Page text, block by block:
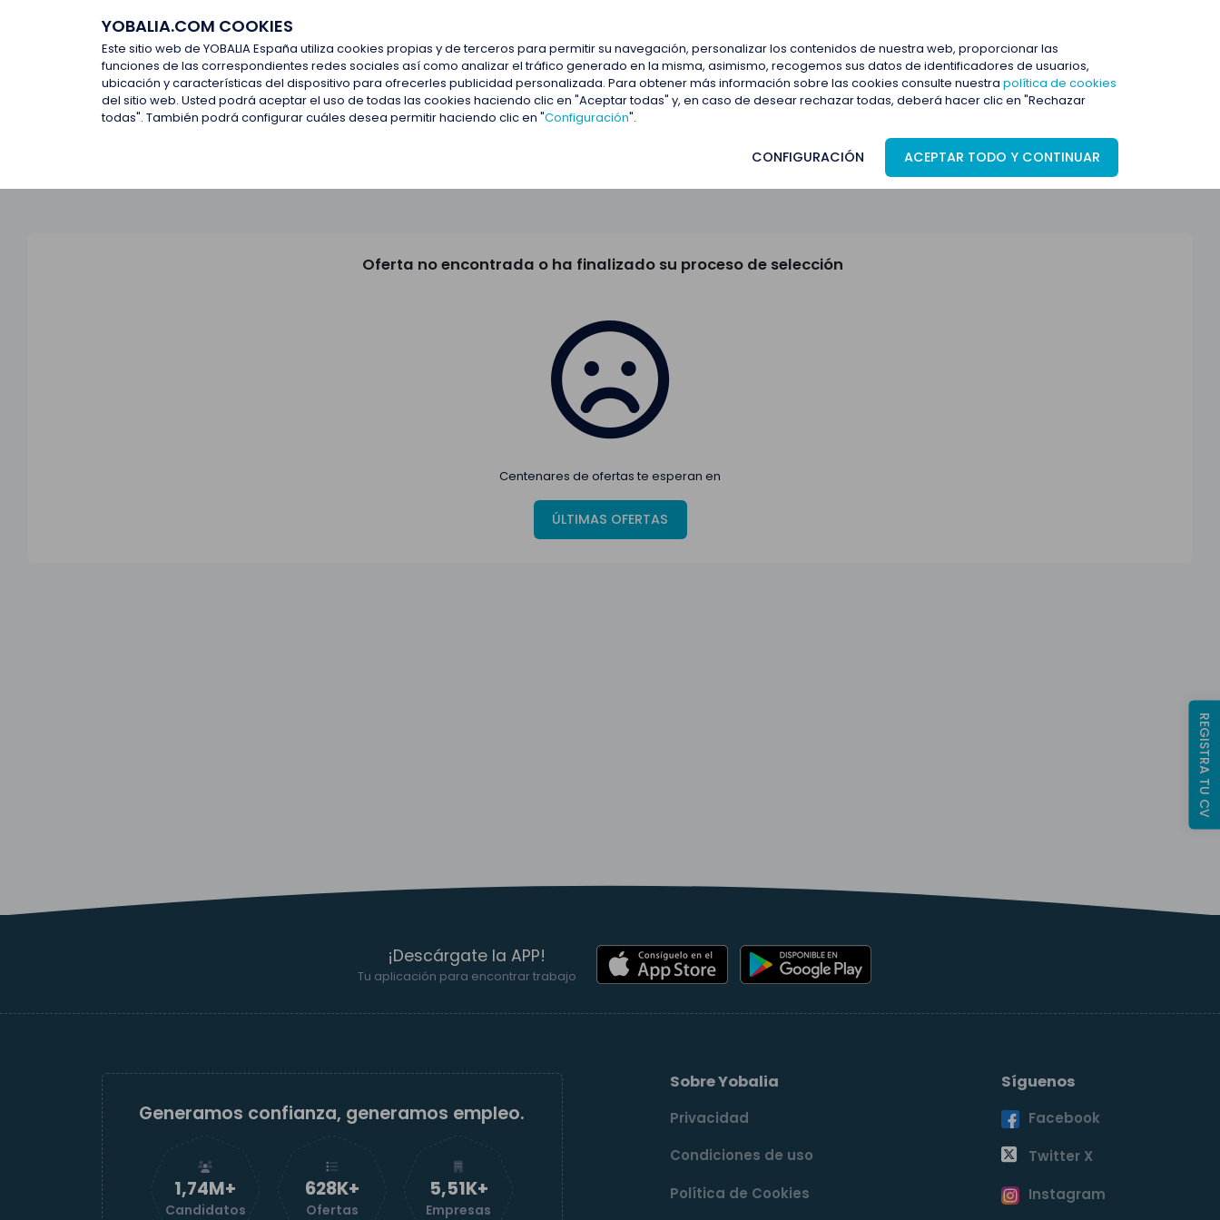
YOBALIA.COM COOKIES
Este sitio web de YOBALIA España utiliza cookies propias y de terceros para permitir su navegación, personalizar los contenidos de nuestra web, proporcionar las
funciones de las correspondientes redes sociales así como analizar el tráfico generado en la misma, asimismo, recogemos sus datos de identificadores de usuarios,
ubicación y características del dispositivo para ofrecerles publicidad personalizada. Para obtener más información sobre las cookies consulte nuestra política de cookies
del sitio web. Usted podrá aceptar el uso de todas las cookies haciendo clic en "Aceptar todas" y, en caso de desear rechazar todas, deberá hacer clic en "Rechazar
todas". También podrá configurar cuáles desea permitir haciendo clic en "Configuración".
CONFIGURACIÓN ACEPTAR TODO Y CONTINUAR
Últimas ofertas
Últimas ofertas
Oferta no encontrada o ha finalizado su proceso de selección
Centenares de ofertas te esperan en
ÚLTIMAS OFERTAS
¡Descárgate la APP!
Tu aplicación para encontrar trabajo
Generamos confianza, generamos empleo.
1,74M+
Candidatos
629K+
Ofertas
5,52K+
Empresas
Sobre Yobalia
Privacidad
Condiciones de uso
Política de Cookies
Síguenos
Facebook
Twitter X
Instagram
REGISTRA TU CV